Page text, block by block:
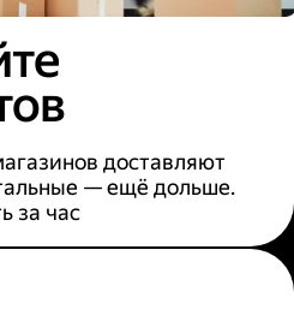
доставляют
— ещё дольше.
за час